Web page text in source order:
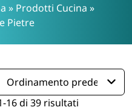
» Prodotti Cucina »
Pietre
16 di 39 risultati